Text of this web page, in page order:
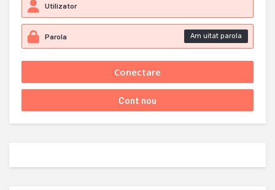
Am uitat parola